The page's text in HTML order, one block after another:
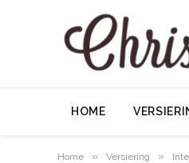
HOME
Home » Versiering »